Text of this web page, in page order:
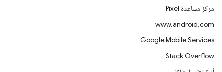
مركز مساعدة Pixel
www.android.com
Google Mobile Services
Stack Overflow